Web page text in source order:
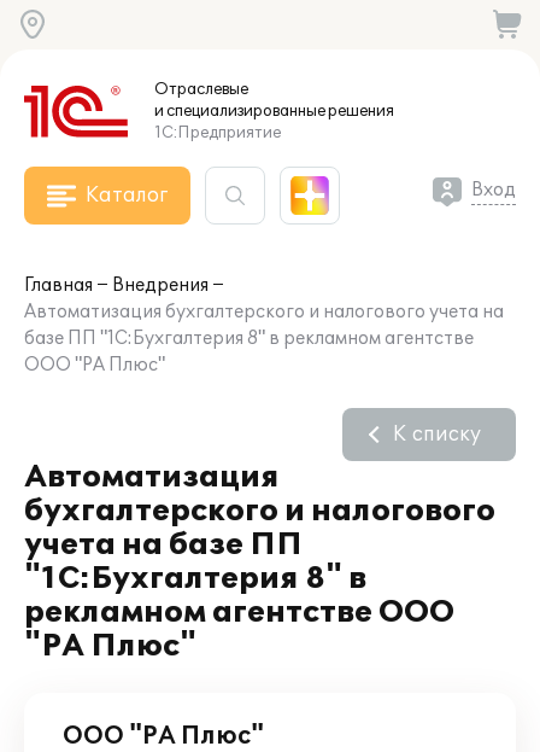
Отраслевые
и специализированныерешения
1С:Предприятие
Каталог Вход
Главная
Внедрения
Автоматизация бухгалтерского и налогового учета на
базе ПП "1С:Бухгалтерия 8" в рекламном агентстве
ООО "РА Плюс"
Автоматизация
бухгалтерского и налогового
учета на базе ПП
"1С:Бухгалтерия 8" в
рекламном агентстве ООО
"РА Плюс"
К списку
ООО "РА Плюс"